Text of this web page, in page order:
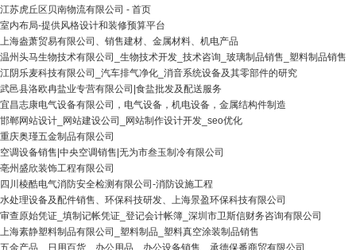
江苏虎丘区贝南物流有限公司 - 首页
室内布局-提供风格设计和装修预算平台
上海盎萧贸易有限公司、销售建材、金属材料、机电产品
温州头马生物技术有限公司_生物技术开发_技术咨询_玻璃制品销售_塑料制品销售
江阴乐麦科技有限公司_汽车排气净化_消音系统设备及其零部件的研究
武邑县洛欧冉盐业专营有限公司|食盐批发及配送服务
宜昌志康电气设备有限公司，电气设备，机电设备，金属结构件制造
邯郸网站设计_网站建设公司_网站制作设计开发_seo优化
重庆奥瑾五金制品有限公司
空调设备销售|中央空调销售|无为市叁玉制冷有限公司
亳州盛欣装饰工程有限公司
四川棱酷电气消防安全检测有限公司-消防设施工程
水处理设备及配件销售、环保科技研发、上海景盈环保科技有限公司
审查原始凭证_填制记帐凭证_登记会计帐簿_深圳市卫斯信财务咨询有限公司
上海素静塑料制品有限公司_塑料制品_塑料真空涂装制品销售
五金产品、日用百货、办公用品、办公设备销售、承德保番商贸有限公司